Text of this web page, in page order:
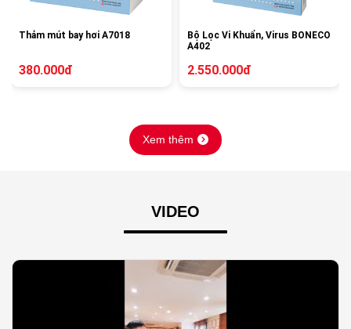
Thảm mút bay hơi A7018
380.000đ
Bộ Lọc Vi Khuẩn, Virus BONECO
A402
2.550.000đ
Xem thêm
VIDEO